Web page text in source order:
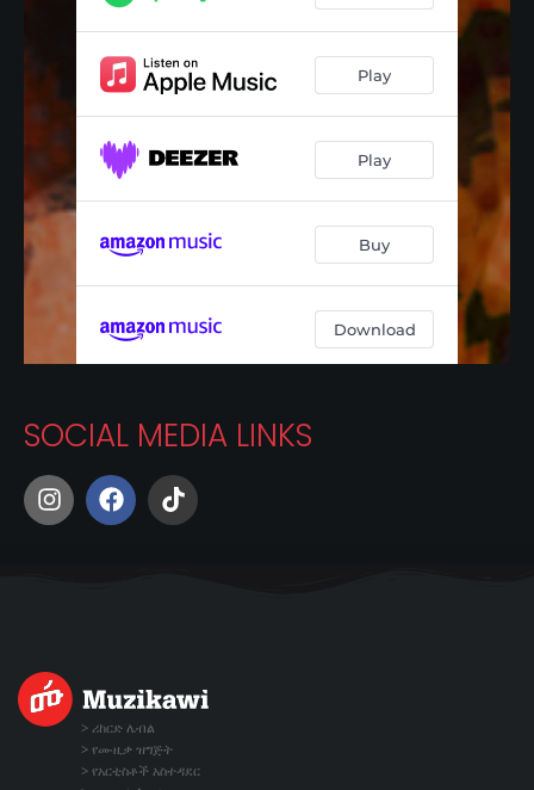
SOCIAL MEDIA LINKS
Instagram
Facebook
Tiktok
> ሪከርድ ሌብል
> የሙዚቃ ዝግጅት
> የአርቲስቶች አስተዳደር